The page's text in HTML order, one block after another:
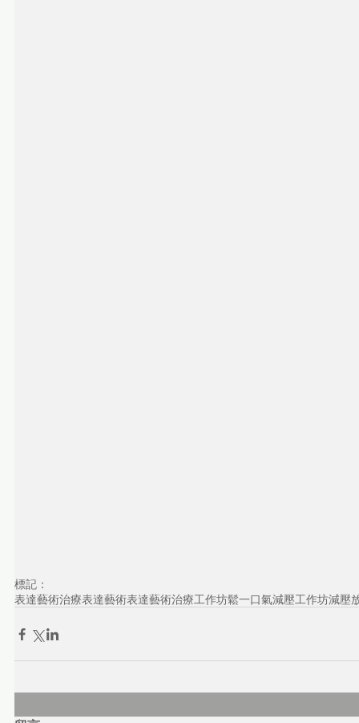
標記：
表達藝術治療表達藝術表達藝術治療工作坊鬆一口氣減壓工作坊減壓